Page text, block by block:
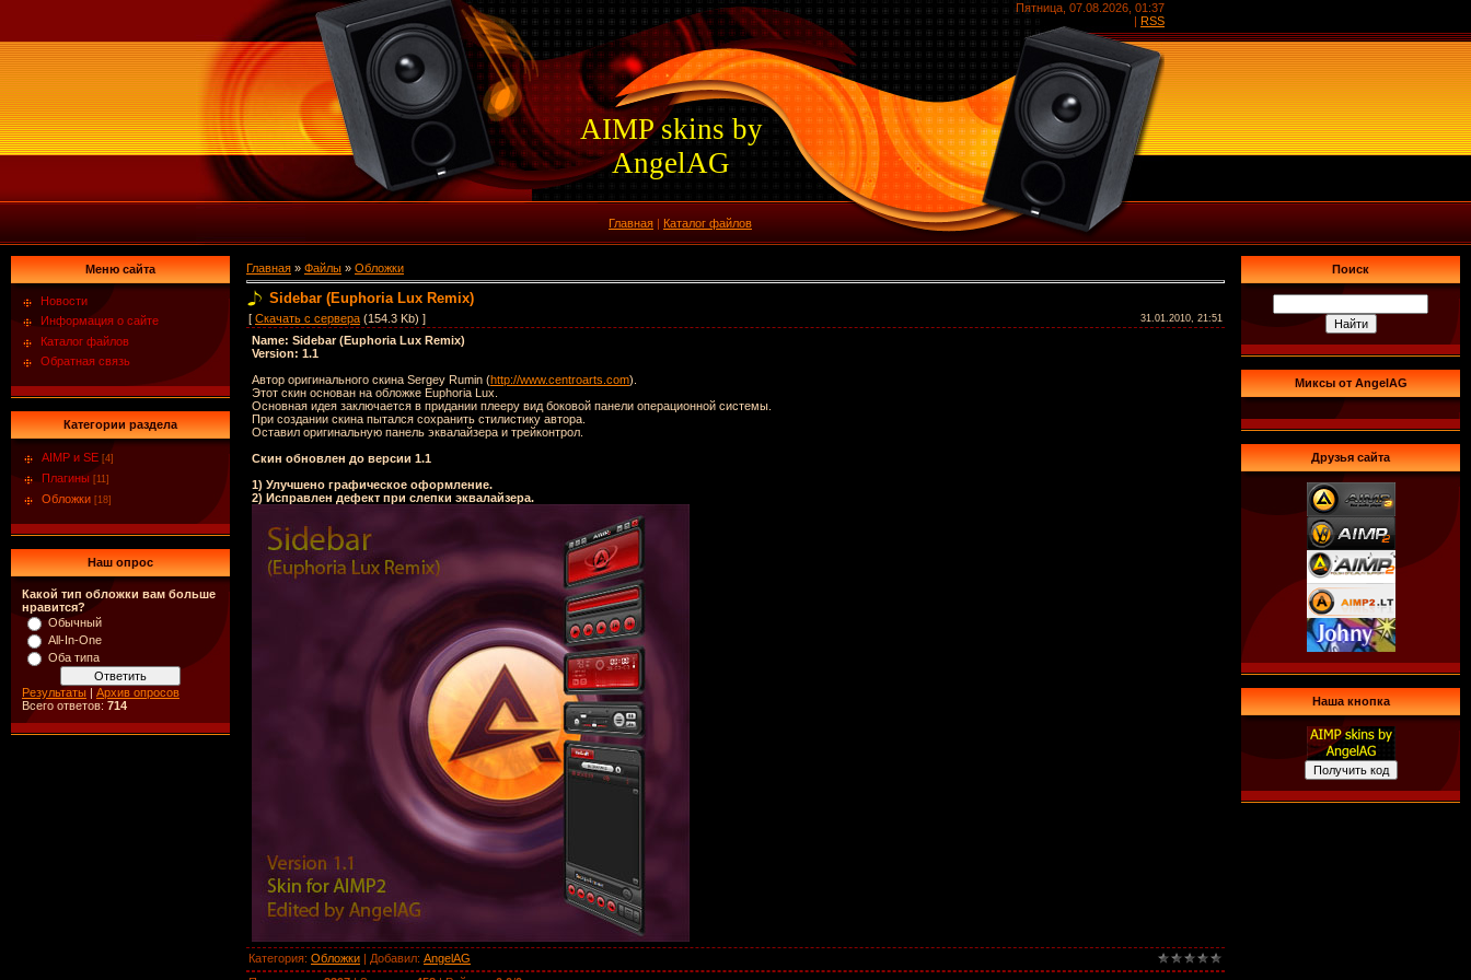
Пятница, 07.08.2026, 01:37
| RSS
AIMP skins by
AngelAG
Главная | Каталог файлов
Меню сайта
Новости
Информация о сайте
Каталог файлов
Обратная связь
Категории раздела
AIMP и SE [4]
Плагины [11]
Обложки [18]
Наш опрос
Какой тип обложки вам больше
нравится?
Обычный
All-In-One
Оба типа
Результаты | Архив опросов
Всего ответов: 714
Главная » Файлы » Обложки
Sidebar (Euphoria Lux Remix)
[ Скачать с сервера (154.3 Kb) ] 31.01.2010, 21:51
Name: Sidebar (Euphoria Lux Remix)
Version: 1.1
Автор оригинального скина Sergey Rumin (http://www.centroarts.com).
Этот скин основан на обложке Euphoria Lux.
Основная идея заключается в придании плееру вид боковой панели операционной системы.
При создании скина пытался сохранить стилистику автора.
Оставил оригинальную панель эквалайзера и трейконтрол.
Скин обновлен до версии 1.1
1) Улучшено графическое оформление.
2) Исправлен дефект при слепки эквалайзера.
Категория: Обложки | Добавил: AngelAG
Поиск
Миксы от AngelAG
Друзья сайта
Наша кнопка